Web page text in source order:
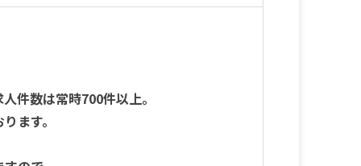
件数は常時700件以上。
ます。